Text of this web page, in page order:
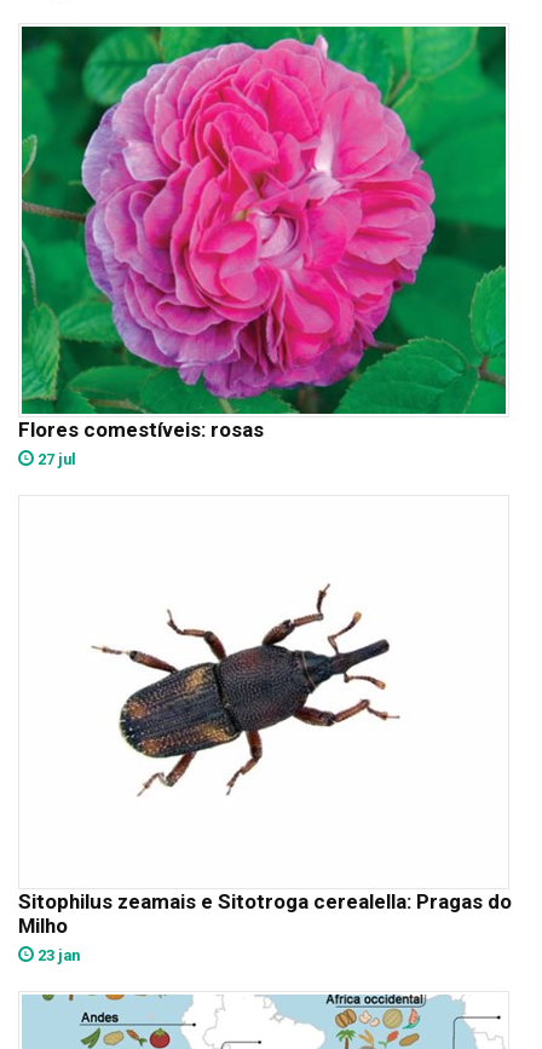
Flores comestíveis: rosas
27 jul
Sitophilus zeamais e Sitotroga cerealella: Pragas do
Milho
23 jan